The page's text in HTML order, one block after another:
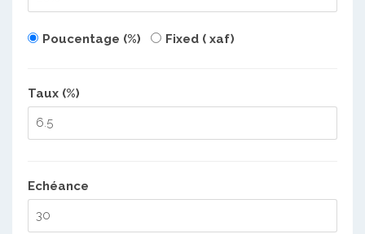
Poucentage (%) Fixed ( xaf)
Taux (%)
Echéance